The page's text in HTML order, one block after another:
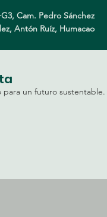
Cam. Pedro Sánchez
Antón Ruíz, Humacao
para un futuro sustentable.